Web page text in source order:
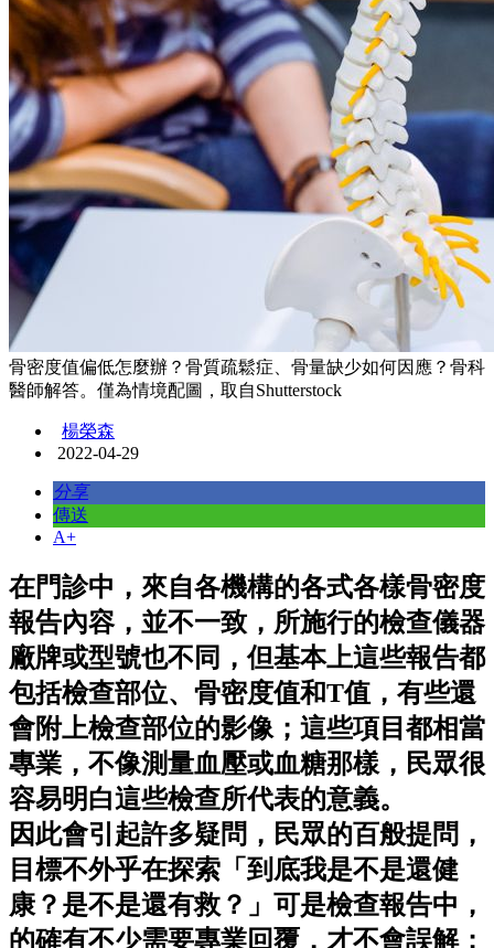
骨密度值偏低怎麼辦？骨質疏鬆症、骨量缺少如何因應？骨科
醫師解答。僅為情境配圖，取自Shutterstock
楊榮森
2022-04-29
分享
傳送
A+
在門診中，來自各機構的各式各樣骨密度
報告內容，並不一致，所施行的檢查儀器
廠牌或型號也不同，但基本上這些報告都
包括檢查部位、骨密度值和T值，有些還
會附上檢查部位的影像；這些項目都相當
專業，不像測量血壓或血糖那樣，民眾很
容易明白這些檢查所代表的意義。
因此會引起許多疑問，民眾的百般提問，
目標不外乎在探索「到底我是不是還健
康？是不是還有救？」可是檢查報告中，
的確有不少需要專業回覆，才不會誤解；